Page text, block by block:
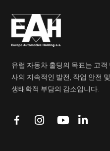
유럽 자동차 홀딩의 목표는 고
사의 지속적인 발전, 작업 안전
생태학적 부담의 감소입니다.